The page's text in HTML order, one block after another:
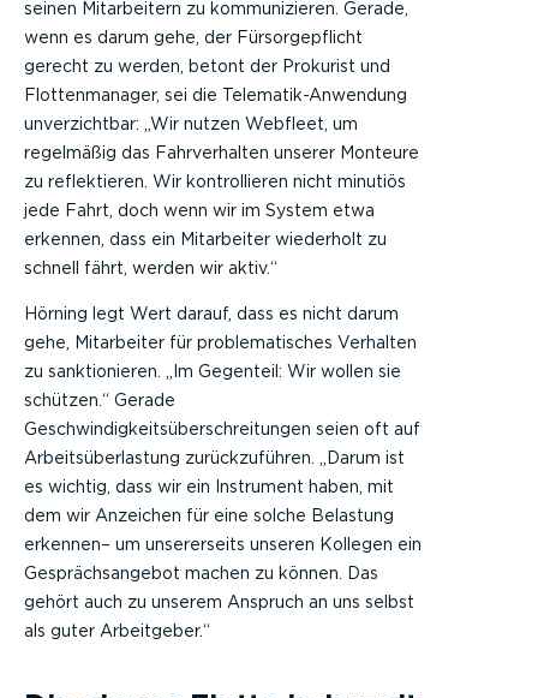
seinen Mitarbeitern zu kommunizieren. Gerade,
wenn es darum gehe, der Fürsorgepflicht
gerecht zu werden, betont der Prokurist und
Flottenmanager, sei die Telematik-Anwendung
unverzichtbar: „Wir nutzen Webfleet, um
regelmäßig das Fahrverhalten unserer Monteure
zu reflektieren. Wir kontrollieren nicht minutiös
jede Fahrt, doch wenn wir im System etwa
erkennen, dass ein Mitarbeiter wiederholt zu
schnell fährt, werden wir aktiv.“
Hörning legt Wert darauf, dass es nicht darum
gehe, Mitarbeiter für problematisches Verhalten
zu sanktionieren. „Im Gegenteil: Wir wollen sie
schützen.“ Gerade
Geschwindigkeitsüberschreitungen seien oft auf
Arbeitsüberlastung zurückzuführen. „Darum ist
es wichtig, dass wir ein Instrument haben, mit
dem wir Anzeichen für eine solche Belastung
erkennen– um unsererseits unseren Kollegen ein
Gesprächsangebot machen zu können. Das
gehört auch zu unserem Anspruch an uns selbst
als guter Arbeitgeber.“